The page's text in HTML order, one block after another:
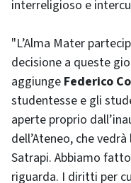
interreligioso e
"L’Alma Mater
decisione a queste
aggiunge Federico
studentesse e gli
aperte proprio
dell’Ateneo, che
Satrapi. Abbiamo
riguarda. I diritti per